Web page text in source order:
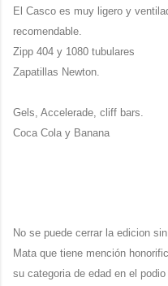
El Casco es muy ligero y
recomendable.
Zipp 404 y 1080 tubulares
Zapatillas Newton.
Gels, Accelerade, cliff bars.
Coca Cola y Banana
No se puede cerrar la edicion
Mata que tiene mención
su categoria de edad en el